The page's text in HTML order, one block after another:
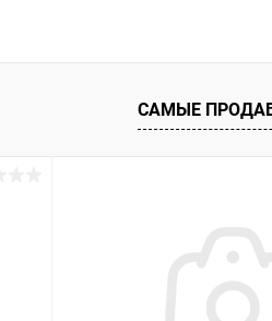
САМЫЕ